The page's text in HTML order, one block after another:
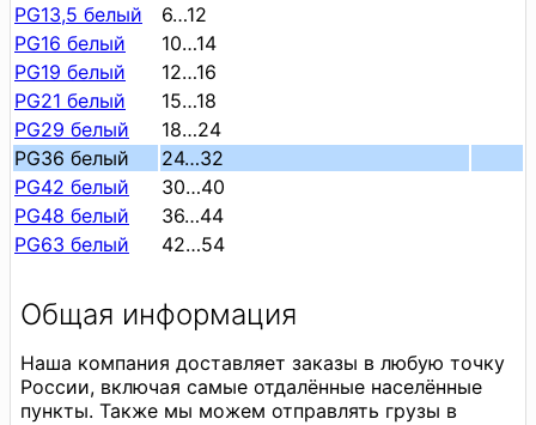
PG13,5 белый
6…12
PG16 белый
10…14
PG19 белый
12…16
PG21 белый
15…18
PG29 белый
18…24
PG36 белый
24…32
PG42 белый
30…40
PG48 белый
36…44
PG63 белый
42…54